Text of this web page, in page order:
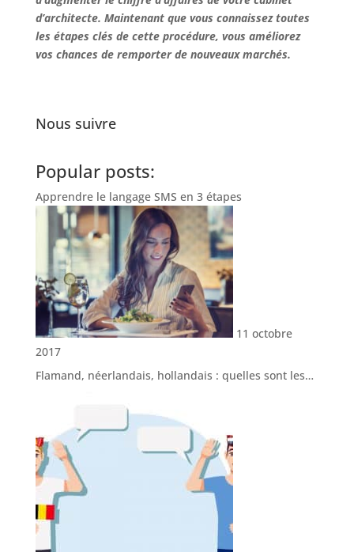
d’architecte. Maintenant que vous connaissez toutes
les étapes clés de cette procédure, vous améliorez
vos chances de remporter de nouveaux marchés.
Nous suivre
Popular posts:
Apprendre le langage SMS en 3 étapes
11 octobre
2017
Flamand, néerlandais, hollandais : quelles sont les…